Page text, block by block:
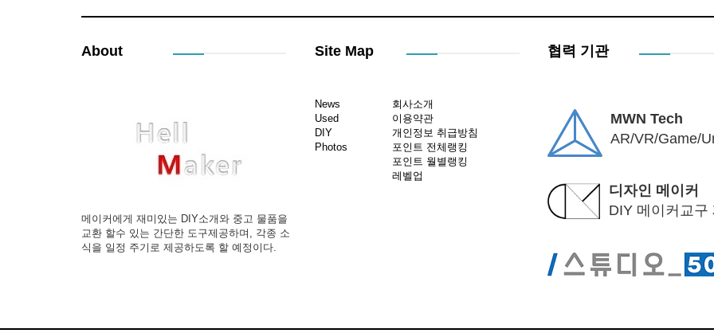
About
메이커에게 재미있는 DIY소개와 중고 물품을
교환 할수 있는 간단한 도구제공하며, 각종 소
식을 일정 주기로 제공하도록 할 예정이다.
Site Map
News
Used
DIY
Photos
회사소개
이용약관
개인정보 취급방침
포인트 전체랭킹
포인트 월별랭킹
레벨업
협력 기관
MWN Tech
AR/VR/Game/
디자인 메이커
DIY 메이커교구